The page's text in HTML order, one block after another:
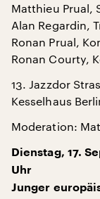
Matthieu Prual,
Alan Regardin,
Ronan Prual,
Ronan Courty,
13. Jazzdor
Kesselhaus
Moderation:
Dienstag, 17.
Uhr
Junger